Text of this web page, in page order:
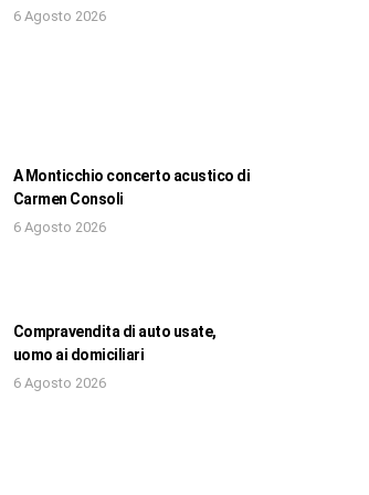
6 Agosto 2026
A Monticchio concerto acustico di
Carmen Consoli
6 Agosto 2026
Compravendita di auto usate,
uomo ai domiciliari
6 Agosto 2026